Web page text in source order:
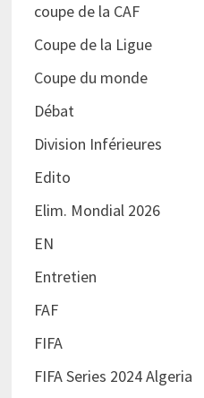
coupe de la CAF
Coupe de la Ligue
Coupe du monde
Débat
Division Inférieures
Edito
Elim. Mondial 2026
EN
Entretien
FAF
FIFA
FIFA Series 2024 Algeria